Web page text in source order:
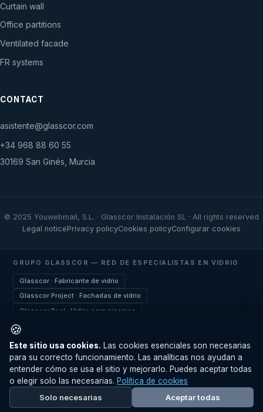
Curtain wall
Office partitions
Ventilated facade
FR systems
CONTACT
asistente@glasscor.com
+34 968 88 60 55
30169 San Ginés, Murcia
© 2025 Youwebmail, S.L. · Glasscor Instalación SL · All rights reserved
Legal noticePrivacy policyCookies policyConfigurar cookies
GRUPO GLASSCOR — RED DE ESPECIALISTAS EN VIDRIO
Glasscor · Fabricante de vidrio
Glasscor Project · Fachadas de vidrio
Glasscor Pool · Vidrio para piscinas
Glasscor Pádel · Pistas de pádel
Glasscor Security · Vidrio de seguridad
Glasscor Design · Vidrio arquitectónico
Curved Glass · Vidrio curvado
Glasscor Railing · Barandillas de vidrio
Glasscor Mirror · Doble acristalamiento
Utilizamos cookies para mejorar su experiencia.Más
información.
🍪
Este sitio usa cookies. Las cookies esenciales son necesarias
para su correcto funcionamiento. Las analíticas nos ayudan a
entender cómo se usa el sitio y mejorarlo. Puedes aceptar todas
o elegir solo las necesarias. Política de cookies
Solo necesarias
Aceptar todas